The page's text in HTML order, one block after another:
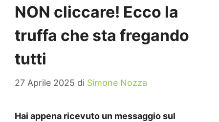
NON cliccare! Ecco la
truffa che sta fregando
tutti
27 Aprile 2025 di Simone Nozza
Hai appena ricevuto un messaggio sul